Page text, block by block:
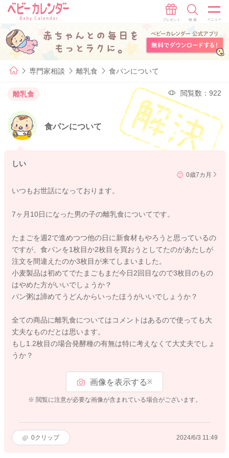
専門家相談 離乳食 食パンについて
離乳食 閲覧数：922
食パンについて
しい
0歳7カ月
いつもお世話になっております。
7ヶ月10日になった男の子の離乳食についてです。
たまごを週2で進めつつ他の日に新食材もやろうと思っているの
ですが、食パンを1枚目か2枚目を買おうとしてたのがあたしが
注文を間違えたのか3枚目が来てしまいました。
小麦製品は初めてでたまごもまだ今日2回目なので3枚目のもの
はやめた方がいいでしょうか？
パン粥は諦めてうどんからいったほうがいいでしょうか？
全ての商品に離乳食についてはコメントはあるので使っても大
丈夫なものだとは思います。
もし1.2枚目の場合発酵種の有無は特に考えなくて大丈夫でしょ
うか？
画像を表示する※
※ 閲覧に注意が必要な画像が含まれている場合がございます。
0クリップ 2024/6/3 11:49